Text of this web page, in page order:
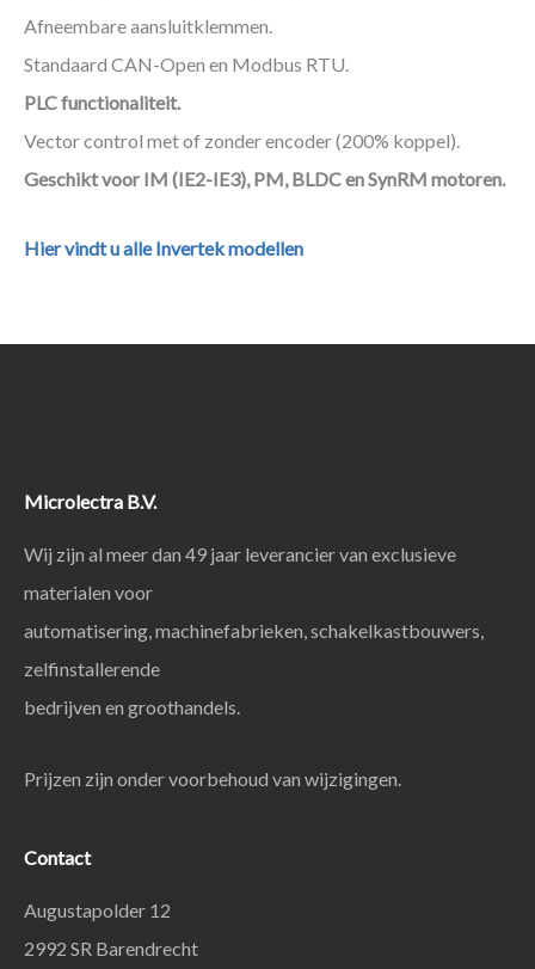
Afneembare aansluitklemmen.
Standaard CAN-Open en Modbus RTU.
PLC functionaliteit.
Vector control met of zonder encoder (200% koppel).
Geschikt voor IM (IE2-IE3), PM, BLDC en SynRM motoren.
Hier vindt u alle Invertek modellen
Microlectra B.V.
Wij zijn al meer dan 49 jaar leverancier van exclusieve
materialen voor
automatisering, machinefabrieken, schakelkastbouwers,
zelfinstallerende
bedrijven en groothandels.
Prijzen zijn onder voorbehoud van wijzigingen.
Contact
Augustapolder 12
2992 SR Barendrecht